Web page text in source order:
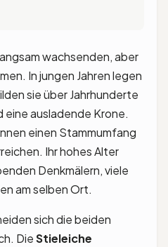
wachsenden, aber
In jungen Jahren legen
sie über Jahrhunderte
eine ausladende Krone.
einen Stammumfang
Ihr hohes Alter
Denkmälern, viele
am selben Ort.
sich die beiden
DieStieleiche